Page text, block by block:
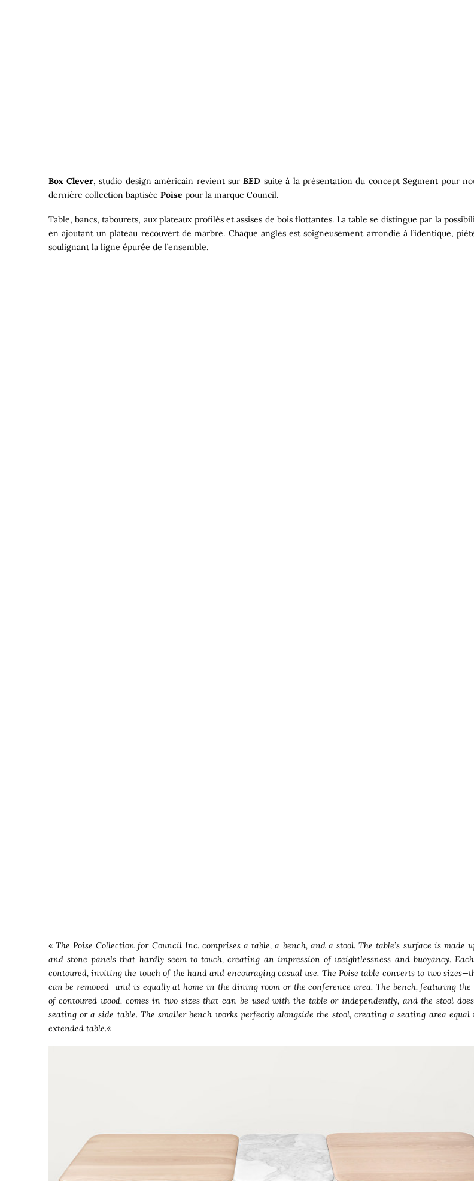
Box Clever, studio design américain revient surBED suite à la présentation du conceptSegment pour
dernière collection baptisée Poise pour la marque Council.
Table, bancs, tabourets, aux plateaux profilés et assises de bois flottantes. La table se distingue par la
en ajoutant un plateau recouvert de marbre. Chaque angles est soigneusement arrondie à l’identique,
soulignant la ligne épurée de l’ensemble.
« The Poise Collection for Council Inc. comprises a table, a bench, and a stool. The table’s surface is made
and stone panels that hardly seem to touch, creating an impression of weightlessness and buoyancy.
contoured, inviting the touch of the hand and encouraging casual use. The Poise table converts to two
can be removed—and is equally at home in the dining room or the conference area. The bench, featuring the
of contoured wood, comes in two sizes that can be used with the table or independently, and the stool
seating or a side table. The smaller bench works perfectly alongside the stool, creating a seating area
extended table.«